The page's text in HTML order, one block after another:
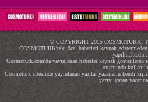
© COPYRIGHT 2015 COSMOTURK,
COSMOTURK'teki özel haberleri kaynak
yapılmaktadır...
Cosmoturk.com'da yayınlanan haberler kaynak
ortamında
Cosmoturk sitesinde yayınlanan yazılar yazarların kendi
yazıyı yazan